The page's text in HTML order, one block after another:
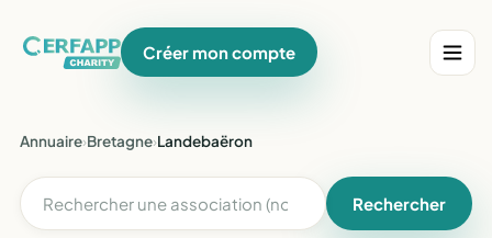
Créer mon compte
Annuaire›Bretagne›Landebaëron
Rechercher